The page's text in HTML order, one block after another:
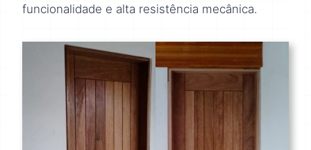
funcionalidade e alta resistência mecânica.